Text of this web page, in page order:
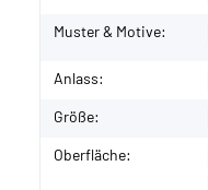
Muster & Motive:
Anlass:
Größe:
Oberfläche: